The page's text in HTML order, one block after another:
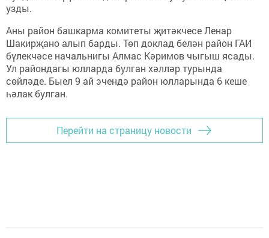
узды.
Аны район башкарма комитеты җитәкчесе Ленар
Шакирҗано алып барды. Төп доклад белән район ГАИ
бүлекчәсе начальнигы Алмас Кәримов чыгыш ясады.
Ул райондагы юлларда булган хәлләр турында
сөйләде. Быел 9 ай эчендә район юлларында 6 кеше
һәлак булган.
Перейти на страницу новости